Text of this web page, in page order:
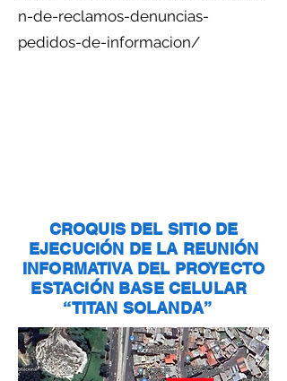
n-de-reclamos-denuncias-
pedidos-de-informacion/
CROQUIS DEL SITIO DE
EJECUCIÓN DE LA REUNIÓN
INFORMATIVA DEL PROYECTO
ESTACIÓN BASE CELULAR
“TITAN SOLANDA”